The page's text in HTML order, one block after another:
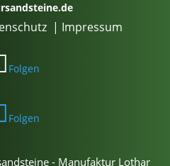
| Impressum
Folgen
Folgen
- Manufaktur Lothar